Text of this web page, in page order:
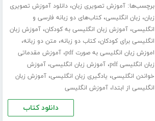
برچسب‌ها:آموزش تصویری زبان،دانلود آموزش تصویری
زبان، زبان انگلیسی،کتاب‌های دو زبانه فارسی و
انگلیسی،آموزش زبان انگلیسی به کودکان،آموزش زبان
انگلیسی برای کودکان،کتاب دو زبانه، متن دو زبانه،
اموزش زبان انگلیسی به صورت pdf ،آموزش مقدماتی
زبان انگلیسی pdf
،آموزش زبان انگلیسی،آموزش
خواندن انگلیسی، یادگیری زبان انگلیسی،آموزش زبان
انگلیسی از ابتدا،آموزش انگلیسی
دانلود کتاب